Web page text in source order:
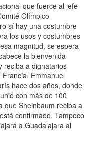
que fuerce al jefe
Olímpico
sí hay una costumbre
los usos y costumbres
magnitud, se espera
la bienvenida
reciba a dignatarios
Emmanuel
hace dos años, donde
con más de 100
que Sheinbaum reciba a
confirmado. Tampoco
a Guadalajara al